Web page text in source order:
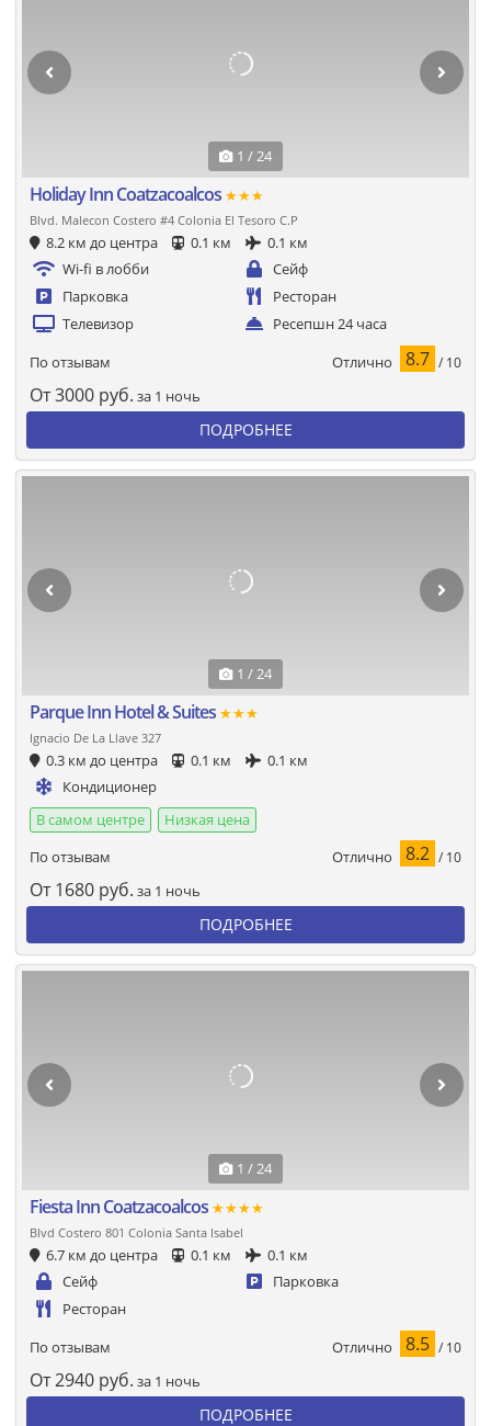
1 / 24
Holiday Inn Coatzacoalcos ★★★
Blvd. Malecon Costero #4 Colonia El Tesoro C.P
8.2 км до центра 0.1 км
0.1 км
Wi-fi в лобби
Сейф
Парковка
Ресторан
Телевизор
Ресепшн 24 часа
По отзывам Отлично 8.7 / 10
От3000 руб. за 1 ночь
ПОДРОБНЕЕ
1 / 24
Parque Inn Hotel & Suites ★★★
Ignacio De La Llave 327
0.3 км до центра 0.1 км
0.1 км
Кондиционер
В самом центре
Низкая цена
По отзывам
Отлично 8.2 / 10
От 1680 руб. за 1 ночь
ПОДРОБНЕЕ
1 / 24
Fiesta Inn Coatzacoalcos ★★★★
Blvd Costero 801 Colonia Santa Isabel
6.7 км до центра 0.1 км
0.1 км
Сейф
Парковка
Ресторан
По отзывам Отлично 8.5 / 10
От2940 руб. за 1 ночь
ПОДРОБНЕЕ